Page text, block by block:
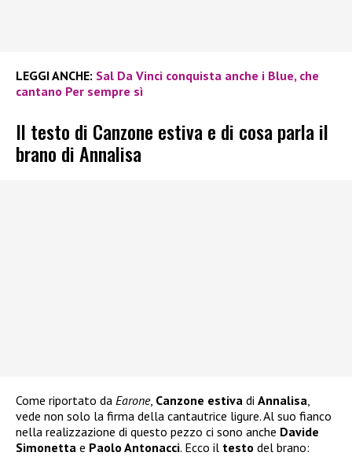
LEGGI ANCHE: Sal Da Vinci conquista anche i Blue, che
cantano Per sempre sì
Il testo di Canzone estiva e di cosa parla il
brano di Annalisa
Come riportato da Earone, Canzone estiva di Annalisa
vede non solo la firma della cantautrice ligure. Al suo fianco
nella realizzazione di questo pezzo ci sono anche Davide
Simonetta e Paolo Antonacci. Ecco il testo del brano: